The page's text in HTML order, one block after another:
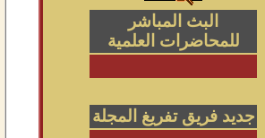
البث المباشر
للمحاضرات العلمية
جديد فريق تفريغ المجلة